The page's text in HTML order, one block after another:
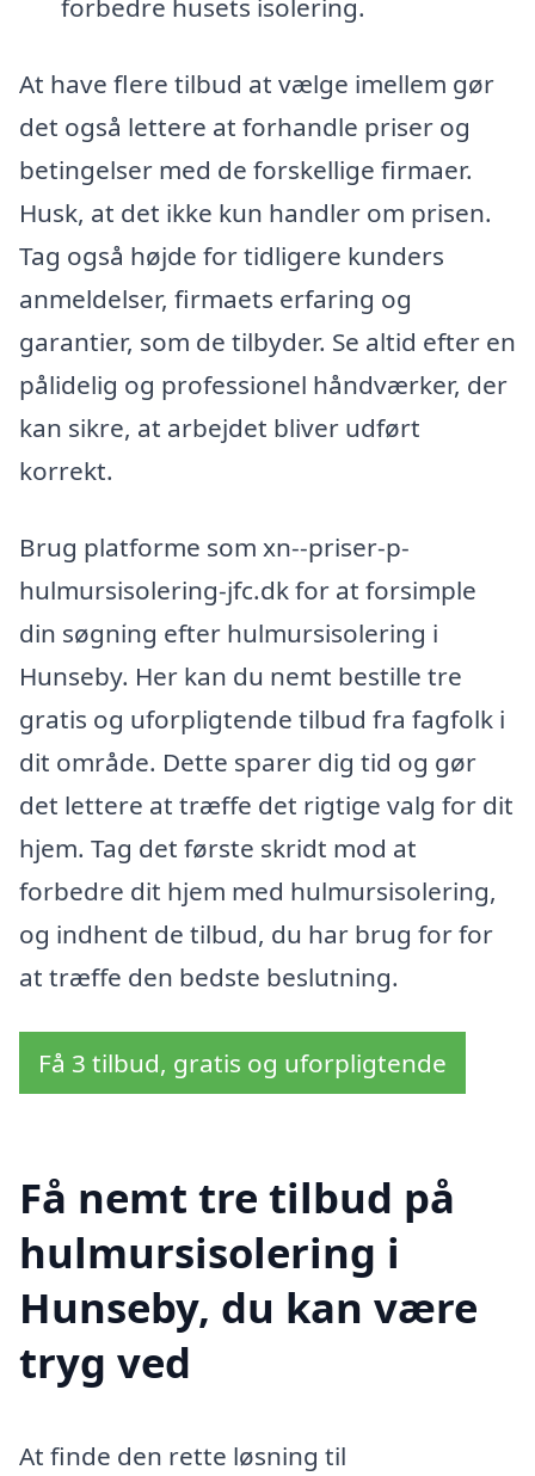
forbedre husets isolering.
At have flere tilbud at vælge imellem gør
det også lettere at forhandle priser og
betingelser med de forskellige firmaer.
Husk, at det ikke kun handler om prisen.
Tag også højde for tidligere kunders
anmeldelser, firmaets erfaring og
garantier, som de tilbyder. Se altid efter en
pålidelig og professionel håndværker, der
kan sikre, at arbejdet bliver udført
korrekt.
Brug platforme som xn--priser-p-
hulmursisolering-jfc.dk for at forsimple
din søgning efter hulmursisolering i
Hunseby. Her kan du nemt bestille tre
gratis og uforpligtende tilbud fra fagfolk i
dit område. Dette sparer dig tid og gør
det lettere at træffe det rigtige valg for dit
hjem. Tag det første skridt mod at
forbedre dit hjem med hulmursisolering,
og indhent de tilbud, du har brug for for
at træffe den bedste beslutning.
Få 3 tilbud, gratis og uforpligtende
Få nemt tre tilbud på
hulmursisolering i
Hunseby, du kan være
tryg ved
At finde den rette løsning til